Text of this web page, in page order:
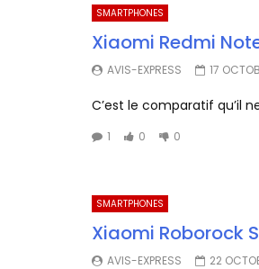
SMARTPHONES
Xiaomi Redmi
AVIS-EXPRESS 17
C’est le comparatif qu’il
1 0 0
SMARTPHONES
Xiaomi Roborock
AVIS-EXPRESS 22